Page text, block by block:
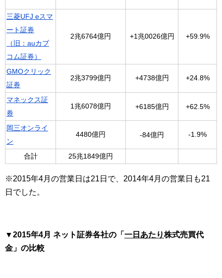
三菱UFJ eスマ
ート証券
（旧：auカブ
コム証券）
2兆6764億円 +1兆0026億円 +59.9%
GMOクリック
証券
2兆3799億円 +4738億円 +24.8%
マネックス証
券
1兆6078億円 +6185億円 +62.5%
岡三オンライ
ン
4480億円 -84億円 -1.9%
合計 25兆1849億円
※2015年4月の営業日は21日で、2014年4月の営業日も21
日でした。
▼2015年4月 ネット証券各社の「 一日あたり株式売買代
金」の比較